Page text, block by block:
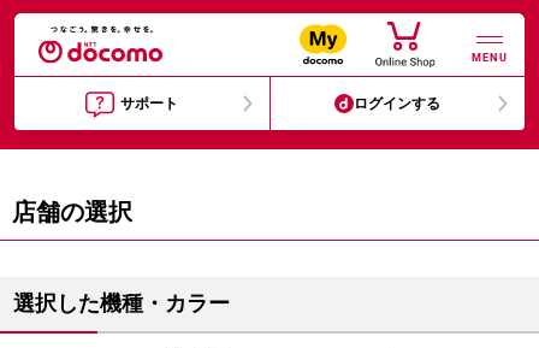
MENU
サポート ログインする
店舗の選択
選択した機種・カラー